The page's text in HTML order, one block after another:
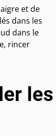
et de
dans les
dans le
rincer
les